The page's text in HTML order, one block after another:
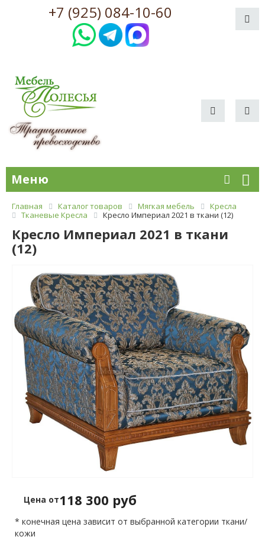
+7 (925) 084-10-60
Меню
Главная Каталог товаров Мягкая мебель
Кресла
Тканевые Кресла
Кресло Империал 2021 в ткани (12)
Кресло Империал 2021 в ткани
(12)
Цена от118 300 руб
* конечная цена зависит от выбранной категории ткани/
кожи